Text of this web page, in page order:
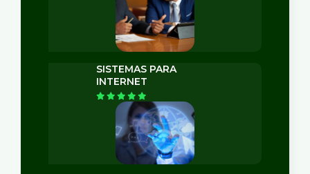
SISTEMAS PARA
INTERNET